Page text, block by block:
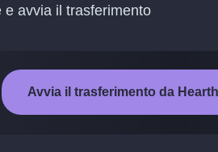
e avvia il trasferimento
Avvia il trasferimento da